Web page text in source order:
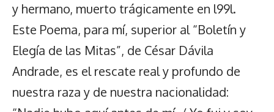
y hermano, muerto trágicamente en l99l.
Este Poema, para mí, superior al “Boletín y
Elegía de las Mitas”, de César Dávila
Andrade, es el rescate real y profundo de
nuestra raza y de nuestra nacionalidad: